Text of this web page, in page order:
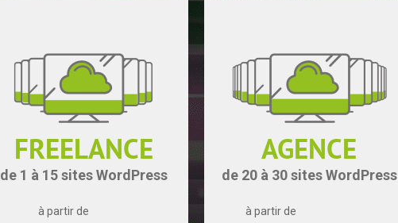
FREELANCE
de 1 à 15 sites WordPress
à partir de
AGENCE
de 20 à 30 sites WordPress
à partir de